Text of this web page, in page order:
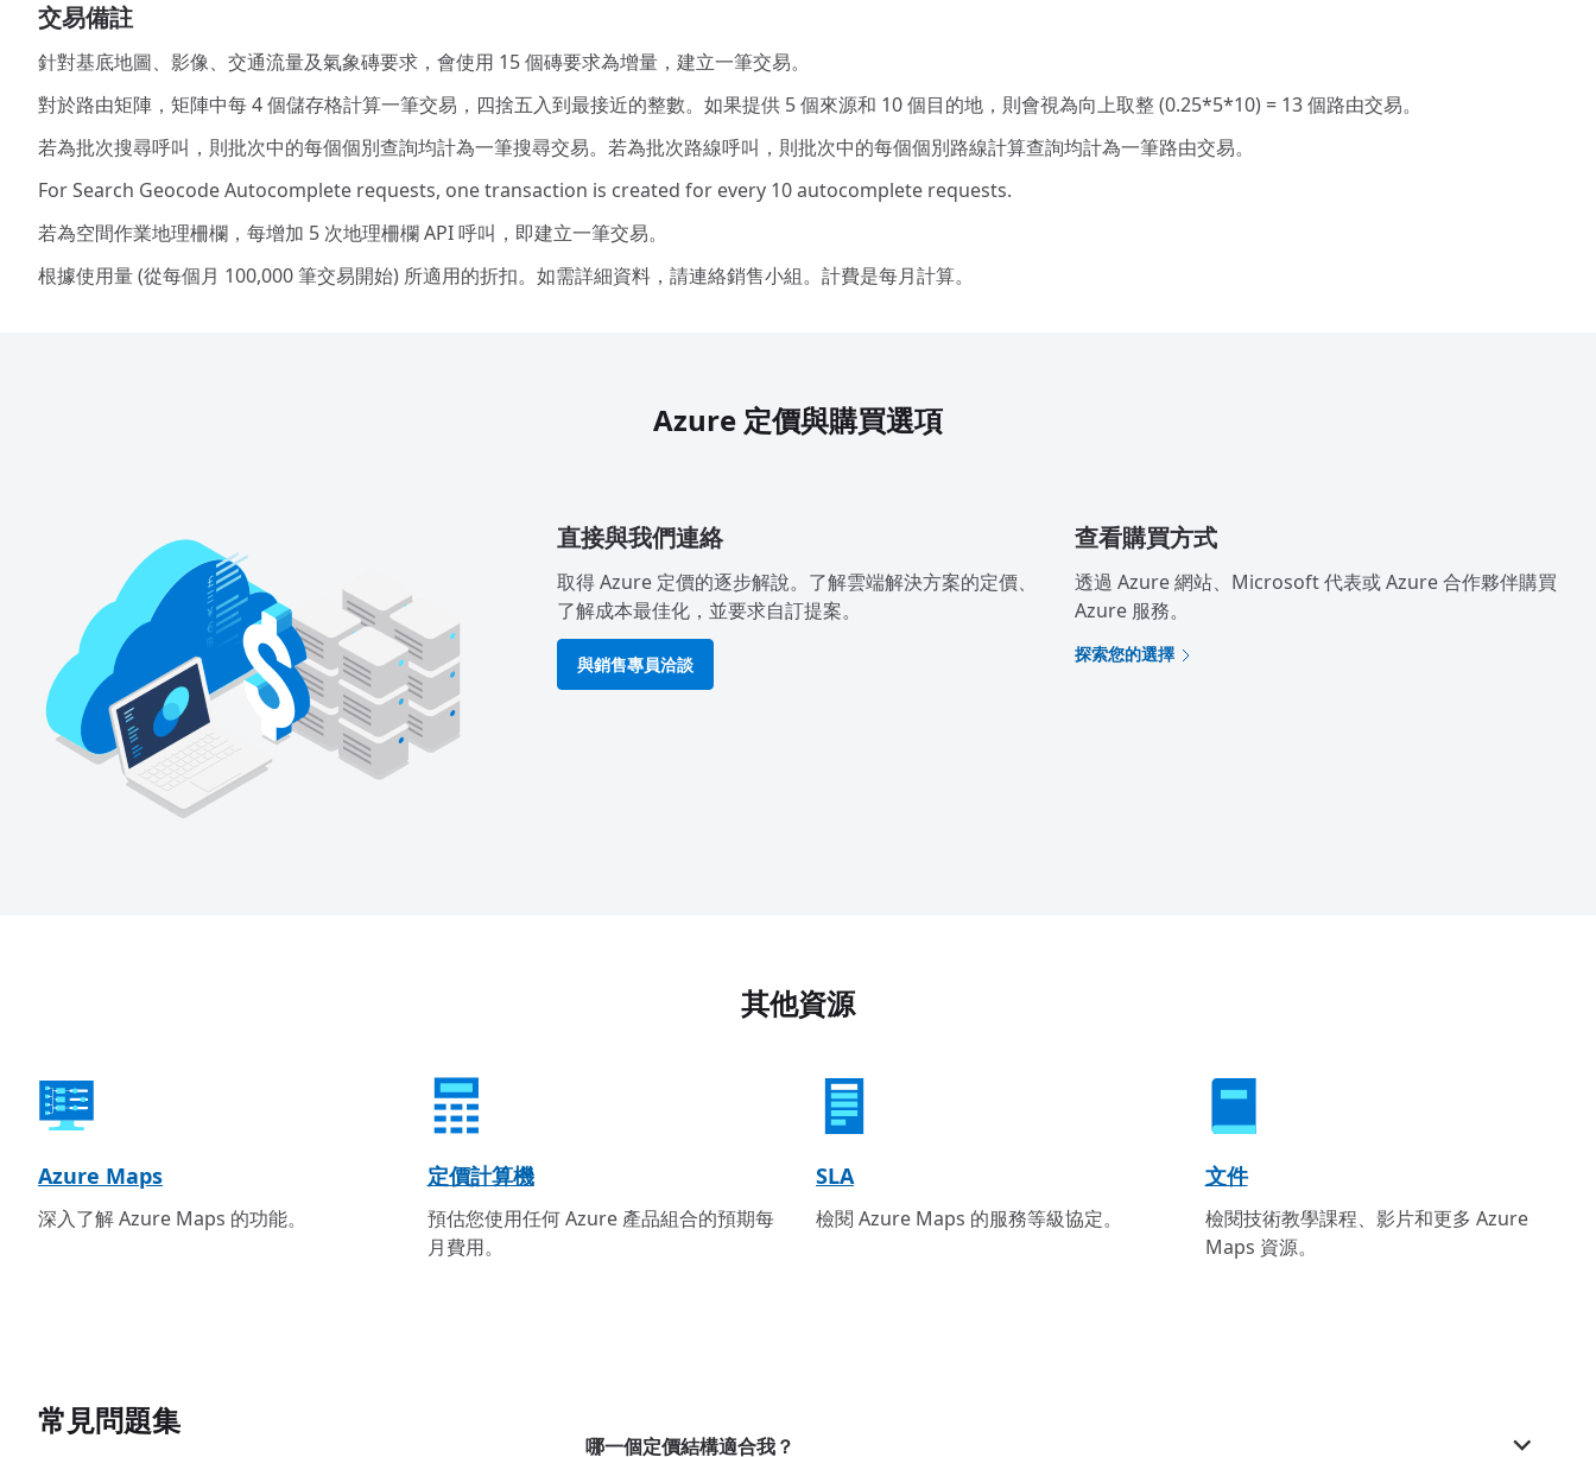
交易備註
針對基底地圖、影像、交通流量及氣象磚要求，會使用 15 個磚要求為增量，建立一筆交易。
對於路由矩陣，矩陣中每 4 個儲存格計算一筆交易，四捨五入到最接近的整數。如果提供 5 個來源和 10 個目的地，則會視為向上取整 (0.25*5*10) = 13 個路由交易。
若為批次搜尋呼叫，則批次中的每個個別查詢均計為一筆搜尋交易。若為批次路線呼叫，則批次中的每個個別路線計算查詢均計為一筆路由交易。
For Search Geocode Autocomplete requests, one transaction is created for every 10 autocomplete requests.
若為空間作業地理柵欄，每增加 5 次地理柵欄 API 呼叫，即建立一筆交易。
根據使用量 (從每個月 100,000 筆交易開始) 所適用的折扣。如需詳細資料，請連絡銷售小組。計費是每月計算。
Azure 定價與購買選項
直接與我們連絡
取得 Azure 定價的逐步解說。了解雲端解決方案的定價、
了解成本最佳化，並要求自訂提案。
與銷售專員洽談
查看購買方式
透過 Azure 網站、Microsoft 代表或 Azure 合作夥伴購買
Azure 服務。
探索您的選擇
其他資源
Azure Maps
深入了解 Azure Maps 的功能。
定價計算機
預估您使用任何 Azure 產品組合的預期每
月費用。
SLA
檢閱 Azure Maps 的服務等級協定。
文件
檢閱技術教學課程、影片和更多 Azure
Maps 資源。
常見問題集
哪一個定價結構適合我？